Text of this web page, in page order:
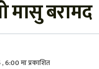
मासु बरामद
मा प्रकाशित